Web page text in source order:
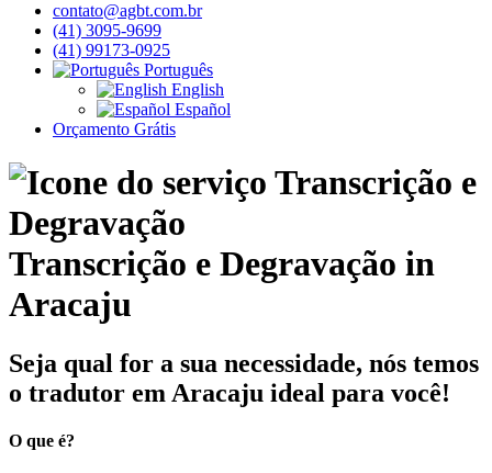
contato@agbt.com.br
(41) 3095-9699
(41) 99173-0925
Português
English
Español
Orçamento Grátis
Transcrição e Degravação in
Aracaju
Seja qual for a sua necessidade, nós temos
o tradutor em Aracaju ideal para você!
O que é?